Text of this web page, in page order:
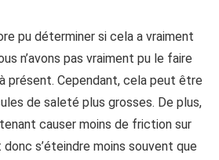
pu déterminer si cela a vraiment
n’avons pas vraiment pu le faire
présent. Cependant, cela peut être
de saleté plus grosses. De plus,
causer moins de friction sur
s’éteindre moins souvent que